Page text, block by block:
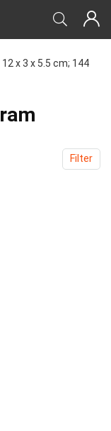
‎12 x 3 x 5.5 cm; 144
Filter